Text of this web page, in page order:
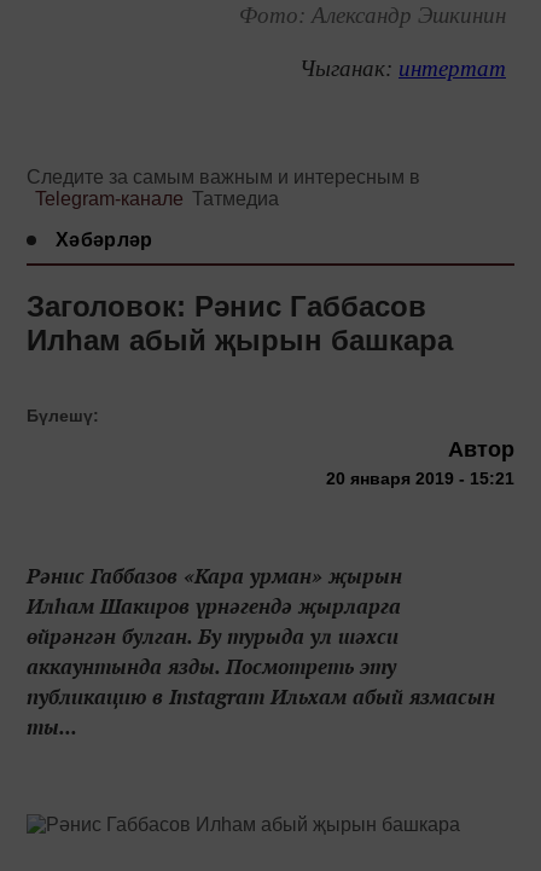
Фото: Александр Эшкинин
Чыганак: интертат
Следите за самым важным и интересным в
Telegram-канале Татмедиа
Хәбәрләр
Заголовок: Рәнис Габбасов
Илһам абый җырын башкара
Бүлешү:
Автор
20 января 2019 - 15:21
Рәнис Габбазов «Кара урман» җырын
Илһам Шакиров үрнәгендә җырларга
өйрәнгән булган. Бу турыда ул шәхси
аккаунтында язды. Посмотреть эту
публикацию в Instagram Ильхам абый язмасын
ты...